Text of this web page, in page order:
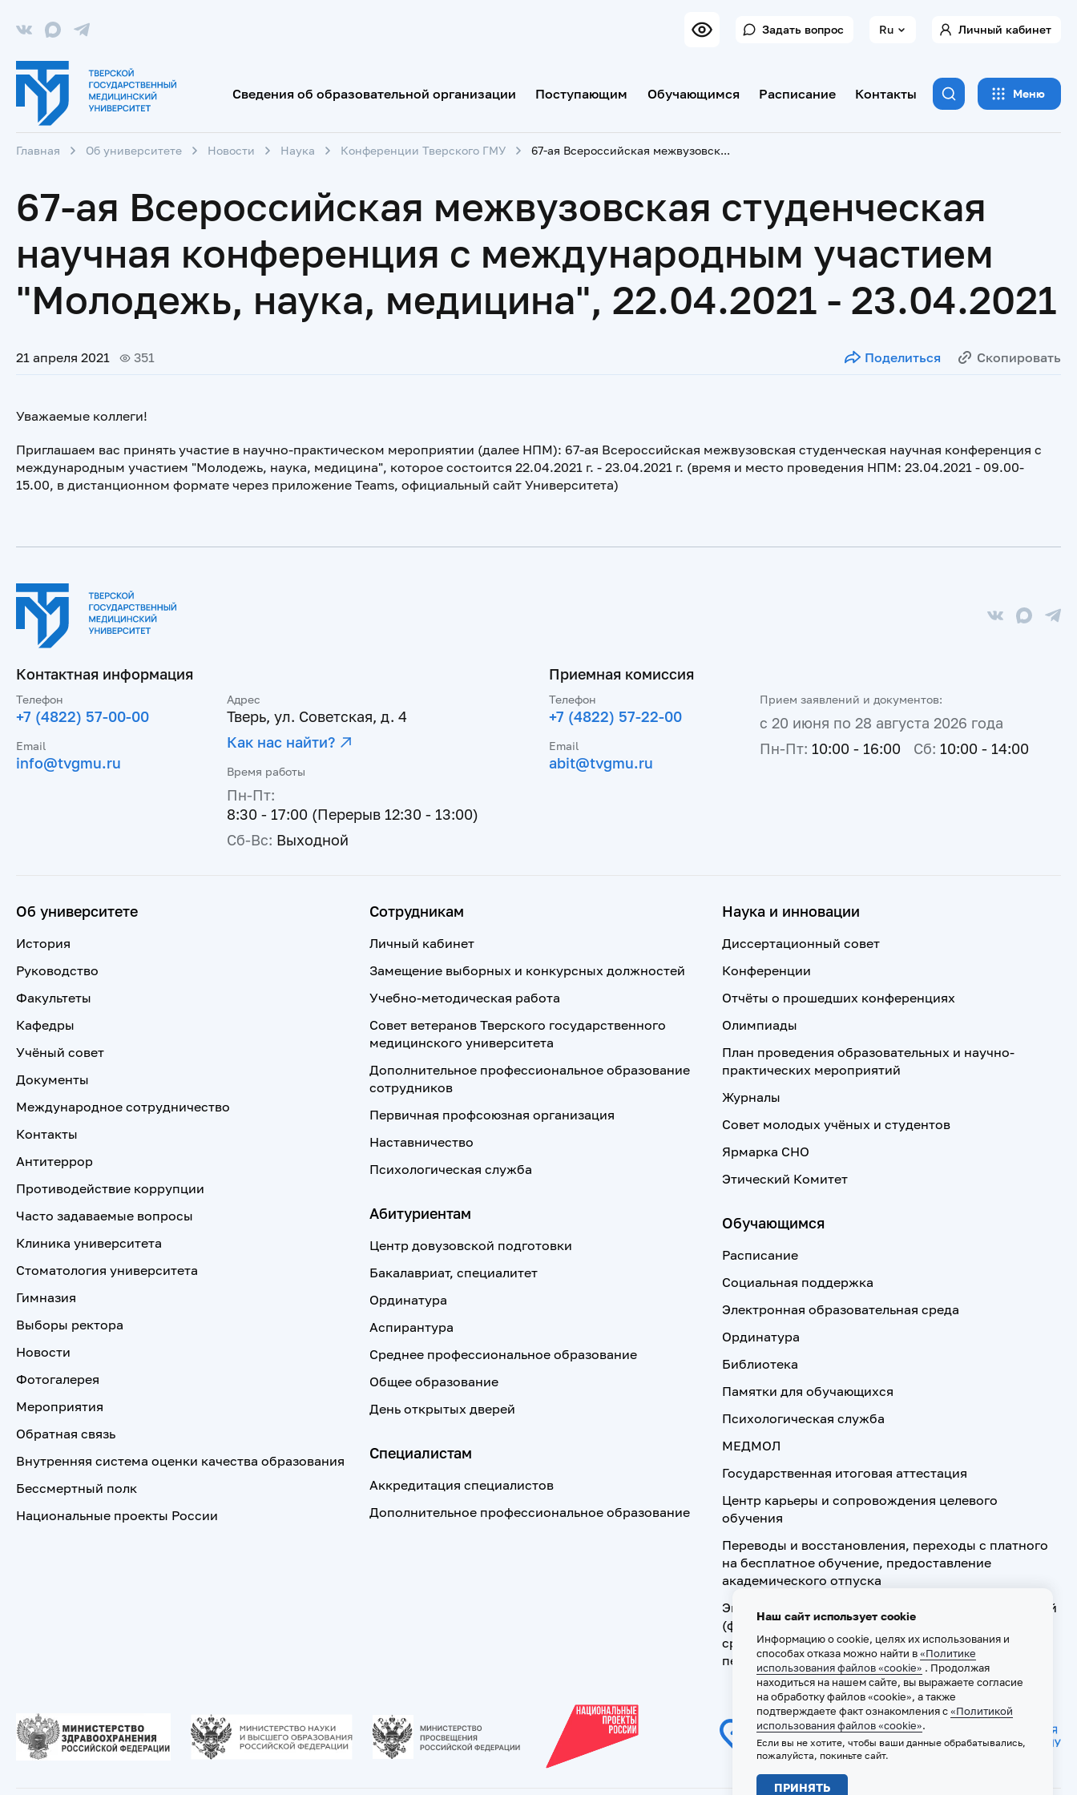
Задать вопрос Ru Личный кабинет
Сведения об образовательной организации Поступающим Обучающимся Расписание Контакты Меню
Главная Об университете Новости Наука Конференции Тверского ГМУ 67-ая Всероссийская межвузовская студенческая научная конференция с международным участием "Молодежь, наука, медицина", 22.04.2021 - 23.04.2021
67-ая Всероссийская межвузовская студенческая
научная конференция с международным участием
"Молодежь, наука, медицина", 22.04.2021 - 23.04.2021
21 апреля 2021 351 Поделиться Скопировать
Уважаемые коллеги!
Приглашаем вас принять участие в научно-практическом мероприятии (далее НПМ): 67-ая Всероссийская межвузовская студенческая научная конференция с
международным участием "Молодежь, наука, медицина", которое состоится 22.04.2021 г. - 23.04.2021 г. (время и место проведения НПМ: 23.04.2021 - 09.00-
15.00, в дистанционном формате через приложение Teams, официальный сайт Университета)
Контактная информация
Телефон
+7 (4822) 57-00-00
Email
info@tvgmu.ru
Адрес
Тверь, ул. Советская, д. 4
Как нас найти?
Время работы
Пн-Пт:
8:30 - 17:00 (Перерыв 12:30 - 13:00)
Сб-Вс: Выходной
Приемная комиссия
Телефон
+7 (4822) 57-22-00
Email
abit@tvgmu.ru
Прием заявлений и документов:
с 20 июня по 28 августа 2026 года
Пн-Пт: 10:00 - 16:00 Сб: 10:00 - 14:00
Об университете
История
Руководство
Факультеты
Кафедры
Учёный совет
Документы
Международное сотрудничество
Контакты
Антитеррор
Противодействие коррупции
Часто задаваемые вопросы
Клиника университета
Стоматология университета
Гимназия
Выборы ректора
Новости
Фотогалерея
Мероприятия
Обратная связь
Внутренняя система оценки качества образования
Бессмертный полк
Национальные проекты России
Сотрудникам
Личный кабинет
Замещение выборных и конкурсных должностей
Учебно-методическая работа
Совет ветеранов Тверского государственного
медицинского университета
Дополнительное профессиональное образование
сотрудников
Первичная профсоюзная организация
Наставничество
Психологическая служба
Абитуриентам
Центр довузовской подготовки
Бакалавриат, специалитет
Ординатура
Аспирантура
Среднее профессиональное образование
Общее образование
День открытых дверей
Специалистам
Аккредитация специалистов
Дополнительное профессиональное образование
Наука и инновации
Диссертационный совет
Конференции
Отчёты о прошедших конференциях
Олимпиады
План проведения образовательных и научно-
практических мероприятий
Журналы
Совет молодых учёных и студентов
Ярмарка СНО
Этический Комитет
Обучающимся
Расписание
Социальная поддержка
Электронная образовательная среда
Ординатура
Библиотека
Памятки для обучающихся
Психологическая служба
МЕДМОЛ
Государственная итоговая аттестация
Центр карьеры и сопровождения целевого
обучения
Переводы и восстановления, переходы с платного
на бесплатное обучение, предоставление
академического отпуска
Экзамен по допуску к осуществлению медицинской
(фармацевтической) деятельности на должностях
среднего медицинского (фармацевтического)
персонала
Наш сайт использует cookie
Информацию о cookie, целях их использования и
способах отказа можно найти в«Политике
использования файлов «cookie» . Продолжая
находиться на нашем сайте, вы выражаете согласие
на обработку файлов «cookie», а также
подтверждаете факт ознакомления с«Политикой
использования файлов «cookie».
Если вы не хотите, чтобы ваши данные обрабатывались,
пожалуйста, покиньте сайт.
ПРИНЯТЬ